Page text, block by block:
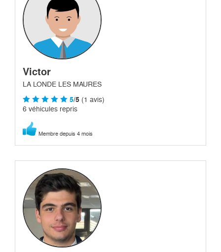
Victor
LA LONDE LES MAURES
5/5 (1 avis)
6 véhicules repris
Membre depuis 4 mois